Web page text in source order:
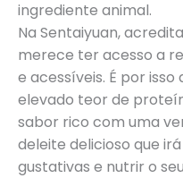
ingrediente animal.
Na Sentaiyuan,
merece ter acesso a
e acessíveis. É por
elevado teor de
sabor rico com uma
deleite delicioso que
gustativas e nutrir o